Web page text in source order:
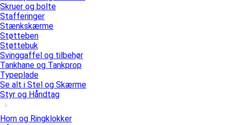
Skruer og bolte
Stafferinger
Stænkskærme
Støtteben
Støttebuk
Svinggaffel og tilbehør
Tankhane og Tankprop
Typeplade
Se alt i Stel og Skærme
Styr og Håndtag
Horn og Ringklokker